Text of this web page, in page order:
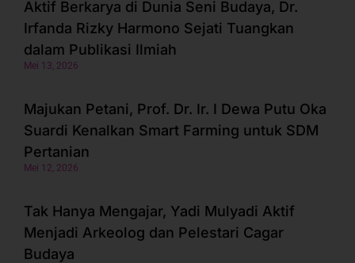
Aktif Berkarya di Dunia Seni Budaya, Dr.
Irfanda Rizky Harmono Sejati Tuangkan
dalam Publikasi Ilmiah
Mei 13, 2026
Majukan Petani, Prof. Dr. Ir. I Dewa Putu Oka
Suardi Kenalkan Smart Farming untuk SDM
Pertanian
Mei 12, 2026
Tak Hanya Mengajar, Yadi Mulyadi Aktif
Menjadi Arkeolog dan Pelestari Cagar
Budaya